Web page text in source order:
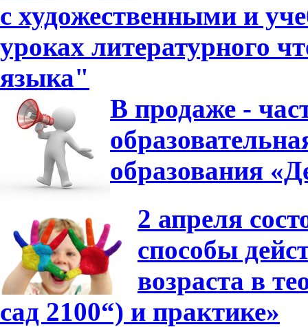
с художественными и
уроках литературного
языка"
В продаже -
образования
2 апреля
способы
возраста в
сад 2100“) и практике»